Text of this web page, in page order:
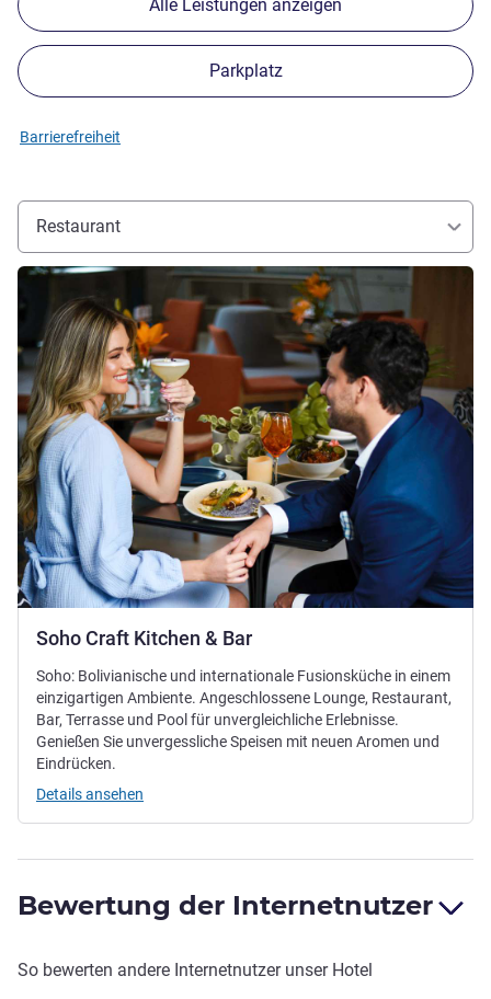
Alle Leistungen anzeigen
Parkplatz
Barrierefreiheit
Restaurant
Soho Craft Kitchen & Bar
Details ansehen
Soho: Bolivianische und internationale Fusionsküche in einem
einzigartigen Ambiente. Angeschlossene Lounge, Restaurant,
Bar, Terrasse und Pool für unvergleichliche Erlebnisse.
Genießen Sie unvergessliche Speisen mit neuen Aromen und
Eindrücken.
Details ansehen
Bewertung der Internetnutzer
So bewerten andere Internetnutzer unser Hotel